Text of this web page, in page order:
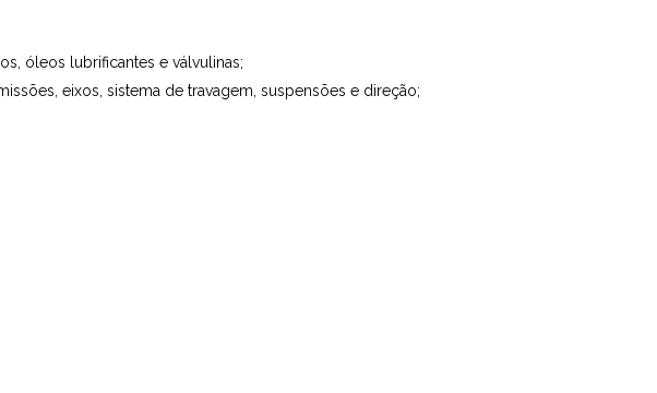
óleos lubrificantes e válvulinas;
eixos, sistema de travagem, suspensões e direção;